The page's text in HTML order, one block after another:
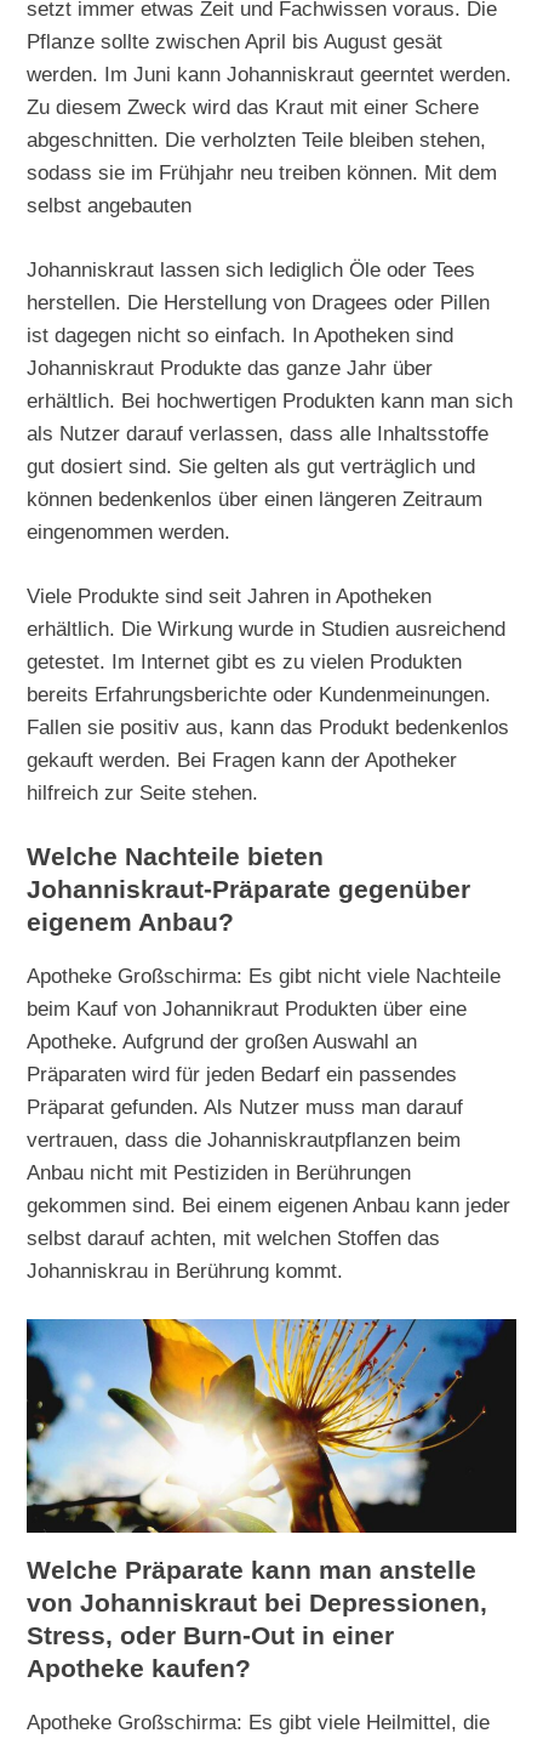
setzt immer etwas Zeit und Fachwissen voraus. Die
Pflanze sollte zwischen April bis August gesät
werden. Im Juni kann Johanniskraut geerntet werden.
Zu diesem Zweck wird das Kraut mit einer Schere
abgeschnitten. Die verholzten Teile bleiben stehen,
sodass sie im Frühjahr neu treiben können. Mit dem
selbst angebauten
Johanniskraut lassen sich lediglich Öle oder Tees
herstellen. Die Herstellung von Dragees oder Pillen
ist dagegen nicht so einfach. In Apotheken sind
Johanniskraut Produkte das ganze Jahr über
erhältlich. Bei hochwertigen Produkten kann man sich
als Nutzer darauf verlassen, dass alle Inhaltsstoffe
gut dosiert sind. Sie gelten als gut verträglich und
können bedenkenlos über einen längeren Zeitraum
eingenommen werden.
Viele Produkte sind seit Jahren in Apotheken
erhältlich. Die Wirkung wurde in Studien ausreichend
getestet. Im Internet gibt es zu vielen Produkten
bereits Erfahrungsberichte oder Kundenmeinungen.
Fallen sie positiv aus, kann das Produkt bedenkenlos
gekauft werden. Bei Fragen kann der Apotheker
hilfreich zur Seite stehen.
Welche Nachteile bieten
Johanniskraut-Präparate gegenüber
eigenem Anbau?
Apotheke Großschirma: Es gibt nicht viele Nachteile
beim Kauf von Johannikraut Produkten über eine
Apotheke. Aufgrund der großen Auswahl an
Präparaten wird für jeden Bedarf ein passendes
Präparat gefunden. Als Nutzer muss man darauf
vertrauen, dass die Johanniskrautpflanzen beim
Anbau nicht mit Pestiziden in Berührungen
gekommen sind. Bei einem eigenen Anbau kann jeder
selbst darauf achten, mit welchen Stoffen das
Johanniskrau in Berührung kommt.
Welche Präparate kann man anstelle
von Johanniskraut bei Depressionen,
Stress, oder Burn-Out in einer
Apotheke kaufen?
Apotheke Großschirma: Es gibt viele Heilmittel, die